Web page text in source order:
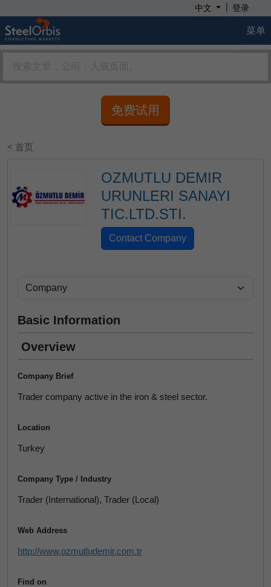
中文 | 登录
菜单
免费试用
< 首页
OZMUTLU DEMIR
URUNLERI SANAYI
TIC.LTD.STI.
Basic Information
Overview
Company Brief
Trader company active in the iron & steel sector.
Location
Turkey
Company Type / Industry
Trader (International), Trader (Local)
Web Address
http://www.ozmutludemir.com.tr
Find on